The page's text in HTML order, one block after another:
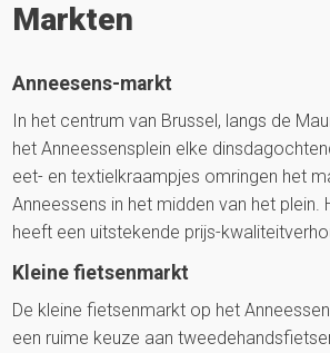
Markten
Anneesens-markt
In het centrum van Brussel, langs de
het Anneessensplein elke
eet- en textielkraampjes omringen het
Anneessens in het midden van het
heeft een uitstekende prijs-
Kleine fietsenmarkt
De kleine fietsenmarkt op het
een ruime keuze aan